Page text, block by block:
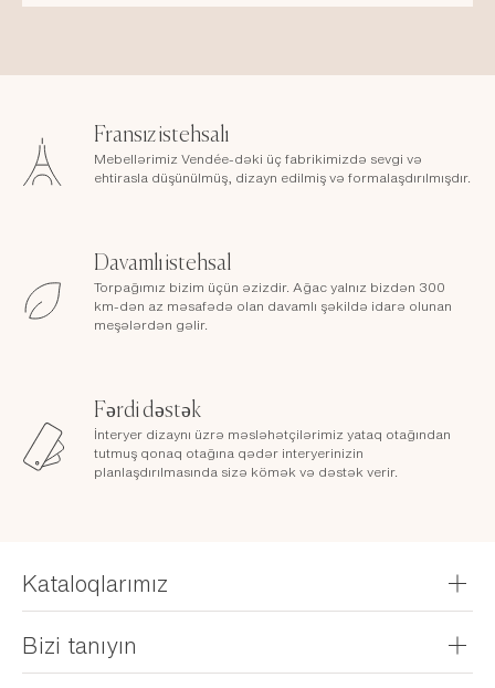
Fransız istehsalı
Mebellərimiz Vendée-dəki üç fabrikimizdə sevgi və
ehtirasla düşünülmüş, dizayn edilmiş və formalaşdırılmışdır.
Davamlı istehsal
Torpağımız bizim üçün əzizdir. Ağac yalnız bizdən 300
km-dən az məsafədə olan davamlı şəkildə idarə olunan
meşələrdən gəlir.
Fərdi dəstək
İnteryer dizaynı üzrə məsləhətçilərimiz yataq otağından
tutmuş qonaq otağına qədər interyerinizin
planlaşdırılmasında sizə kömək və dəstək verir.
Kataloqlarımız
Broşüralarımızı nəzərdən keçirin
Bizi tanıyın